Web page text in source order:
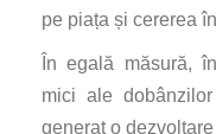
pe piața și cererea
În egală măsură,
mici ale
generat o